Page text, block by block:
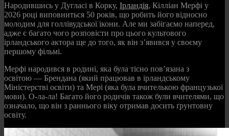
Народившись у Дугласі в Корку, Ірландія, Кілліан Мерфі у
2026 році виповниться 50 років, що робить його відносно
молодим для голлівудської ікони. Але ми забігаємо наперед,
адже є багато чого розповісти про цього культового
ірландського актора ще до того, як він з’явився у своєму
першому фільмі.
Мерфі народився в родині, яка була тісно пов’язана з
освітою — Брендана (який працював в ірландському
Міністерстві освіти) та Мері (яка була вчителькою французької
мови). О-ла-ла! Багато його родичів також були вчителями, що
означало, що він з раннього віку отримав досить ґрунтовну
освіту.